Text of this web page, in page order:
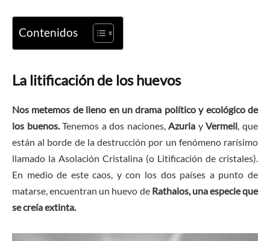
Contenidos
La litificación de los huevos
Nos metemos de lleno en un drama político y ecológico de
los buenos.Tenemos a dos naciones,Azuria yVermeil, que
están al borde de la destrucción por un fenómeno rarísimo
llamado la Asolación Cristalina (o Litificación de cristales).
En medio de este caos, y con los dos países a punto de
matarse, encuentran un huevo de Rathalos, una especie que
se creía extinta.